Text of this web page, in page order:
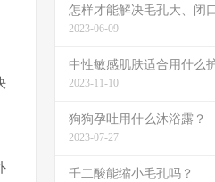
怎样才能解决毛孔大、闭
2023-06-09
中性敏感肌肤适合用什么
2023-11-10
狗狗孕吐用什么沐浴露？
2023-07-27
壬二酸能缩小毛孔吗？